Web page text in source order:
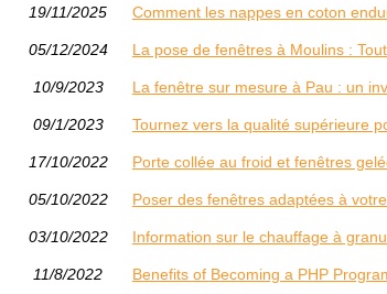
19/11/2025 Comment les nappes en coton
05/12/2024 La pose de fenêtres à Moulins :
10/9/2023 La fenêtre sur mesure à Pau : un
09/1/2023 Tournez vers la qualité supérieure
17/10/2022 Porte collée au froid et fenêtres
05/10/2022 Poser des fenêtres adaptées à
03/10/2022 Information sur le chauffage à
11/8/2022 Benefits of Becoming a PHP